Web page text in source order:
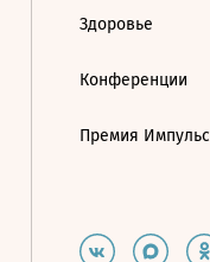
Здоровье
Конференции
Премия Импульс